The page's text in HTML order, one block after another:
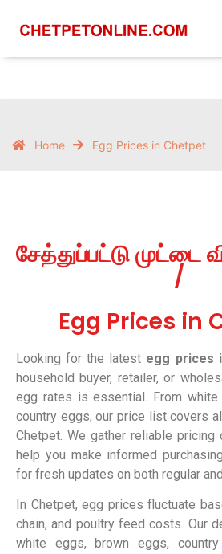
Home Egg Prices in Chetpet
சேத்துப்பட்டு முட்டை
/
Egg Prices in
Looking for the latest egg prices
household buyer, retailer, or
egg rates is essential. From
country eggs, our price list covers
Chetpet. We gather reliable
help you make informed
for fresh updates on both regular
In Chetpet, egg prices fluctuate
chain, and poultry feed costs. Our
white eggs, brown eggs,